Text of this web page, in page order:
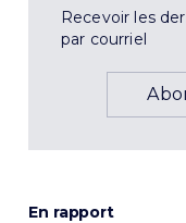
Recevoir les
par courriel
En rapport